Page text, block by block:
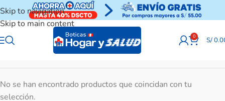
Skip to navigation
Skip to main content
0 S/
No se han encontrado productos que coincidan con tu
selección.